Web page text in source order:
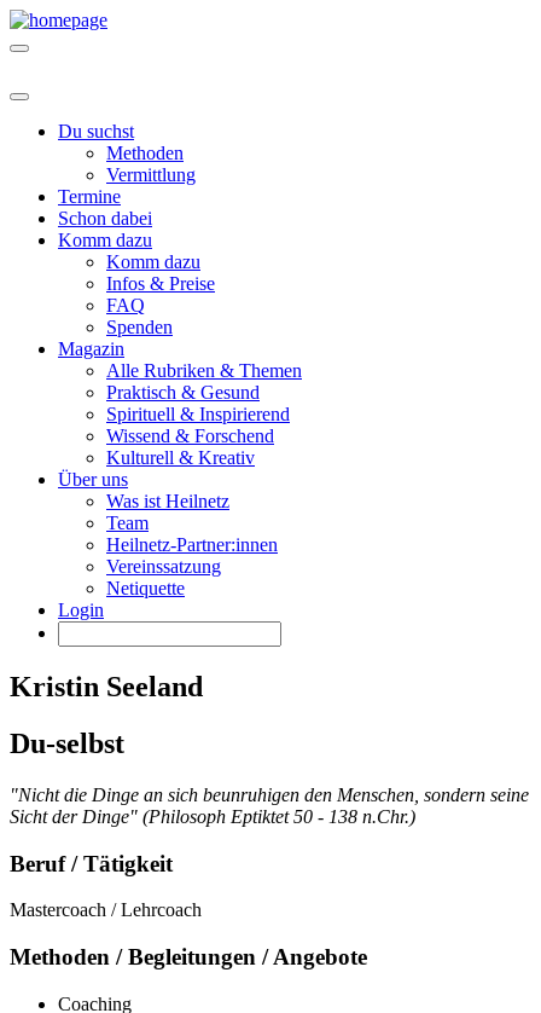
Du suchst
Methoden
Vermittlung
Termine
Schon dabei
Komm dazu
Komm dazu
Infos & Preise
FAQ
Spenden
Magazin
Alle Rubriken & Themen
Praktisch & Gesund
Spirituell & Inspirierend
Wissend & Forschend
Kulturell & Kreativ
Über uns
Was ist Heilnetz
Team
Heilnetz-Partner:innen
Vereinssatzung
Netiquette
Login
Kristin Seeland
Du-selbst
"Nicht die Dinge an sich beunruhigen den Menschen, sondern seine
Sicht der Dinge" (Philosoph Eptiktet 50 - 138 n.Chr.)
Beruf / Tätigkeit
Mastercoach / Lehrcoach
Methoden / Begleitungen / Angebote
Coaching